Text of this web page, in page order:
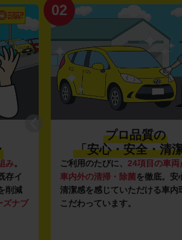
み。
存イ
削減
ズナブ
02
プロ品質の
「安心・安全・清
ご利用のたびに、 24項目の車両
車内外の清掃・除菌を徹底。安
清潔感を感じていただける車内
こだわっています。